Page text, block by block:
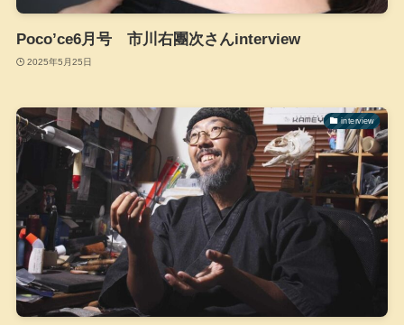
Poco’ce6月号 市川右團次さんinterview
2025年5月25日
interview